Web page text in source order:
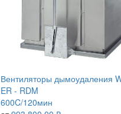
Вентиляторы дымоудаления
ER - RDM
600C/120мин